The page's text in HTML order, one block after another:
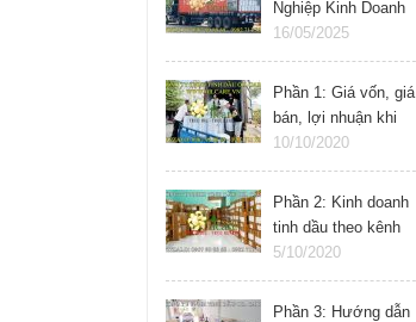
Nghiệp Kinh Doanh
Tinh Dầu Thành
Công: Bí Quyết &
Hướng Dẫn Từng
Bước
16/05/2025
Phần 1: Giá vốn, giá
bán, lợi nhuận khi
kinh doanh tinh dầu
online
10/10/2020
Phần 2: Kinh doanh
tinh dầu theo kênh
nào cho hiệu quả
5/10/2020
Phần 3: Hướng dẫn